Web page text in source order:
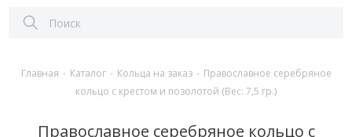
Главная - Каталог - Кольца на заказ - Православное серебряное
кольцо с крестом и позолотой (Вес: 7,5 гр.)
Православное серебряное кольцо с